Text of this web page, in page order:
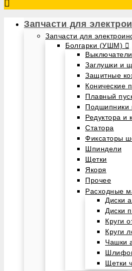
Запчасти для
Запчасти для
Болгарки (УШМ)
Заглушки и
Защитные
Конические
Плавный
Подшипники
Редуктора и
Статора
Фиксаторы
Шпиндели
Щетки
Якоря
Прочее
Расходные
Диски
Диски
Круги
Круги
Чашки
Щетки